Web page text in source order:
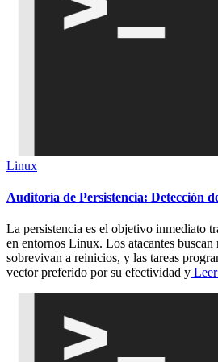
Linux
Auditoría de Persistencia: Detección
La persistencia es el objetivo inmediato
en entornos Linux. Los atacantes buscan
sobrevivan a reinicios, y las tareas
vector preferido por su efectividad y